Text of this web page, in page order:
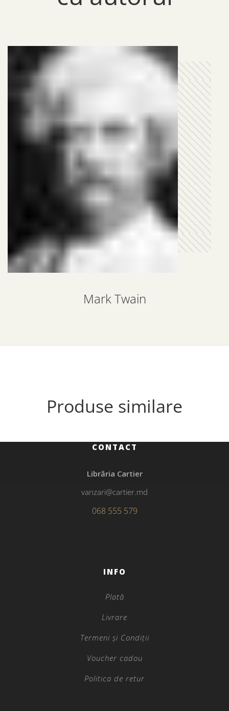
Mark Twain
Produse similare
CONTACT
Librăria Cartier
vanzari@cartier.md
068 555 579
INFO
Plată
Livrare
Termeni și Condiții
Voucher cadou
Politica de retur